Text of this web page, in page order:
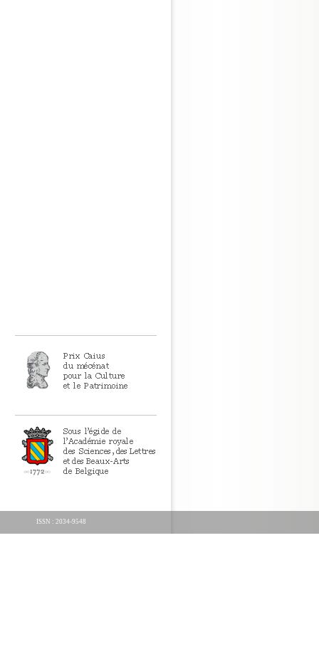
ISSN : 2034-9548